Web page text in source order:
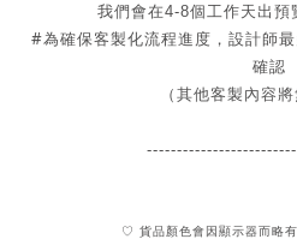
我們會在4-8個工作天出 預
#為確保客製化流程進度，設計師
確認
（其他客製內容將
♡ 貨品顏色會因顯示器而略